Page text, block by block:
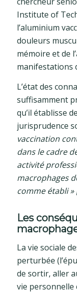
Institute of
l’aluminium
douleurs
mémoire et de
manifestations
L’état des
suffisamment
qu’il établisse
jurisprudence
vaccination
dans le cadre
activité
macrophages
comme établi »
Les
La vie sociale
perturbée
de sortir, aller
vie personnelle